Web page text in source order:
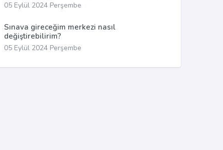
05 Eylül 2024 Perşembe
Sınava gireceğim merkezi nasıl
değiştirebilirim?
05 Eylül 2024 Perşembe